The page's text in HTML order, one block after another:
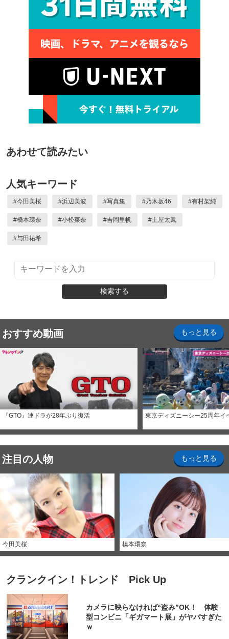
あわせて読みたい
人気キーワード
#今田美桜 #浜辺美波 #写真集 #乃木坂46 #有村架純
#橋本環奈 #小松菜奈 #吉岡里帆 #土屋太鳳
#与田祐希
検索する
おすすめ動画 もっと見る
『GTO』連ドラが28年ぶり復活 東京ディズニーシー25周年イ
注目の人物 もっと見る
今田美桜 橋本環奈
クランクイン！トレンド Pick Up
カメラに映らなければ“盗み”OK！ 体験
型コンビニ「ギガマート展」がヤバすぎた
ｗ